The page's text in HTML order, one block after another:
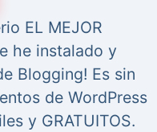
EL MEJOR
he instalado y
Blogging! Es sin
de WordPress
y GRATUITOS.